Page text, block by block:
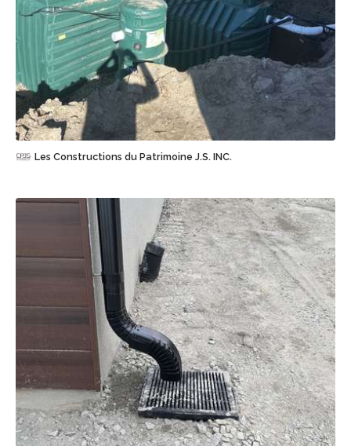
Sauvegarder
Les Constructions du Patrimoine J.S. INC.